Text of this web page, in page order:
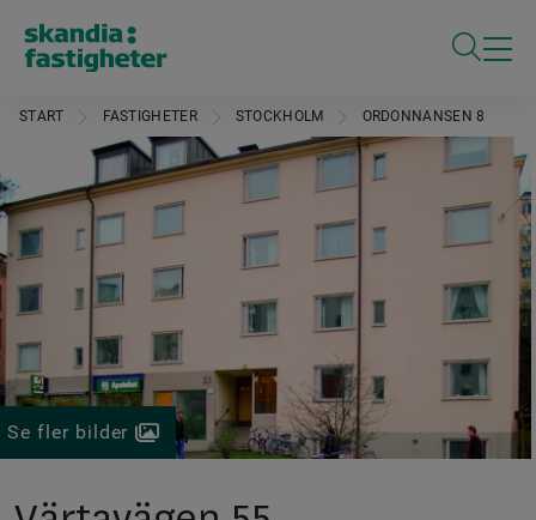
START FASTIGHETER STOCKHOLM ORDONNANSEN 8
Se fler bilder